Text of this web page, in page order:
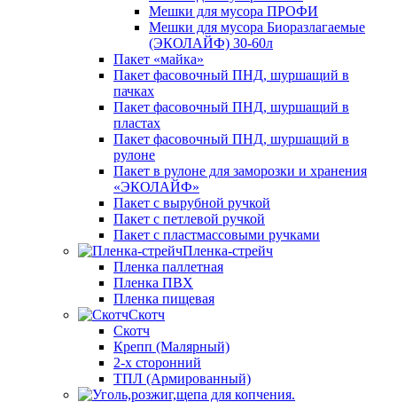
Мешки для мусора ПРОФИ
Мешки для мусора Биоразлагаемые
(ЭКОЛАЙФ) 30-60л
Пакет «майка»
Пакет фасовочный ПНД, шуршащий в
пачках
Пакет фасовочный ПНД, шуршащий в
пластах
Пакет фасовочный ПНД, шуршащий в
рулоне
Пакет в рулоне для заморозки и хранения
«ЭКОЛАЙФ»
Пакет с вырубной ручкой
Пакет с петлевой ручкой
Пакет с пластмассовыми ручками
Пленка-стрейч
Пленка паллетная
Пленка ПВХ
Пленка пищевая
Скотч
Скотч
Крепп (Малярный)
2-х сторонний
ТПЛ (Армированный)